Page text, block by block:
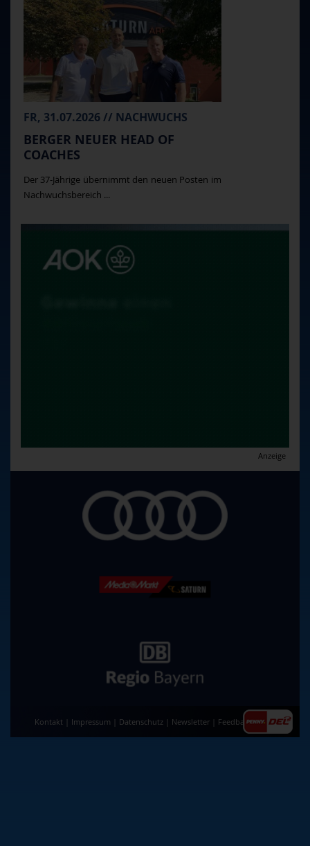
FR, 31.07.2026 // NACHWUCHS
BERGER NEUER HEAD OF
COACHES
Der 37-Jährige übernimmt den neuen Posten im
Nachwuchsbereich ...
Anzeige
Kontakt Impressum Datenschutz Newsletter Feedback|AGB